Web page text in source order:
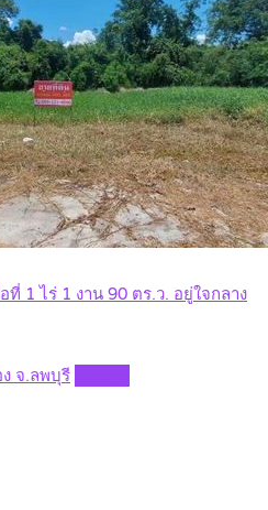
1 ไร่ 1 งาน 90 ตร.ว. อยู่ใจกลาง
ง จ.ลพบุรี